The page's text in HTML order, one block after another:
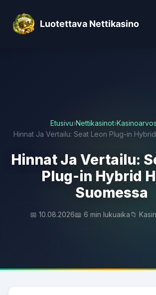
Luotettava Nettikasino
Etusivu›Nettikasinot›
Hinnat Ja Vertailu: Seat Leon Plug-in
Hinnat Ja Vertailu:
Plug-in Hybrid
Suomessa
📅 10.08.2026📖 6 min lukuaika📁